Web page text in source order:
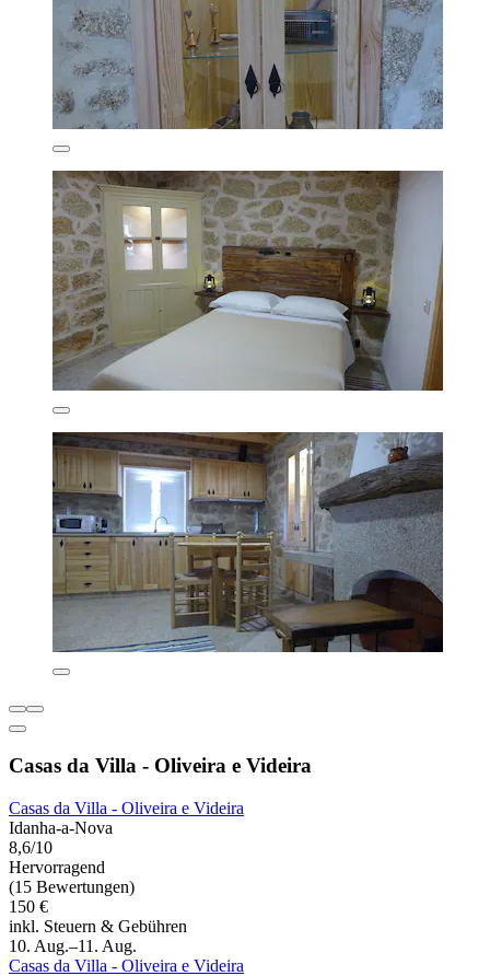
Casas da Villa - Oliveira e Videira
Casas da Villa - Oliveira e Videira
Idanha-a-Nova
8,6/10
Hervorragend
(15 Bewertungen)
150 €
inkl. Steuern & Gebühren
10. Aug.–11. Aug.
Casas da Villa - Oliveira e Videira